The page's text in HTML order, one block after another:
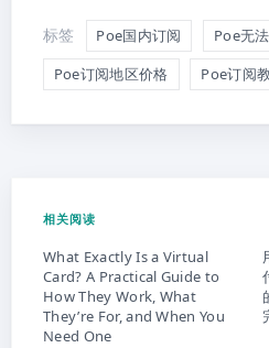
标签 Poe国内订阅
Poe无
Poe订阅地区价格
Poe订阅
相关阅读
What Exactly Is a Virtual
Card? A Practical Guide to
How They Work, What
They’re For, and When You
Need One